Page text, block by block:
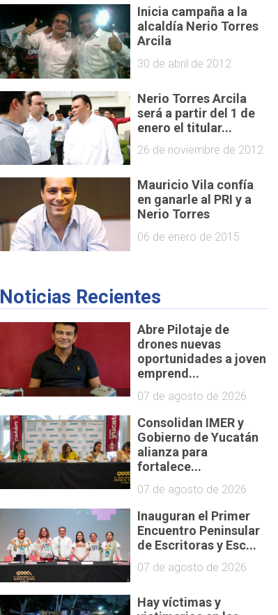
Inicia campaña a la
alcaldía Nerio Torres
Arcila
30 de abril de 2012
Nerio Torres Arcila
será a partir del 1 de
enero el titular...
26 de noviembre de 2012
Mauricio Vila confía
en ganarle al PRI y a
Nerio Torres
06 de enero de 2015
Noticias Recientes
Abre Pilotaje de
drones nuevas
oportunidades a joven
emprend...
07 de agosto de 2026
Consolidan IMER y
Gobierno de Yucatán
alianza para
fortalece...
07 de agosto de 2026
Inauguran el Primer
Encuentro Peninsular
de Escritoras y Esc...
07 de agosto de 2026
Hay víctimas y